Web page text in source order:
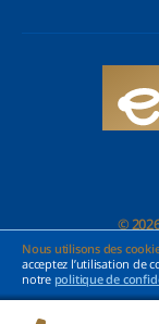
Nous utilisons des
acceptez l’utilisation de
notre politique de
©